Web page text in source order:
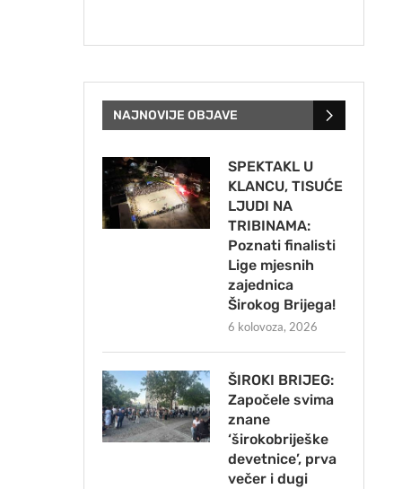
NAJNOVIJE OBJAVE
SPEKTAKL U
KLANCU, TISUĆE
LJUDI NA
TRIBINAMA:
Poznati finalisti
Lige mjesnih
zajednica
Širokog Brijega!
6 kolovoza, 2026
ŠIROKI BRIJEG:
Započele svima
znane
‘širokobriješke
devetnice’, prva
večer i dugi